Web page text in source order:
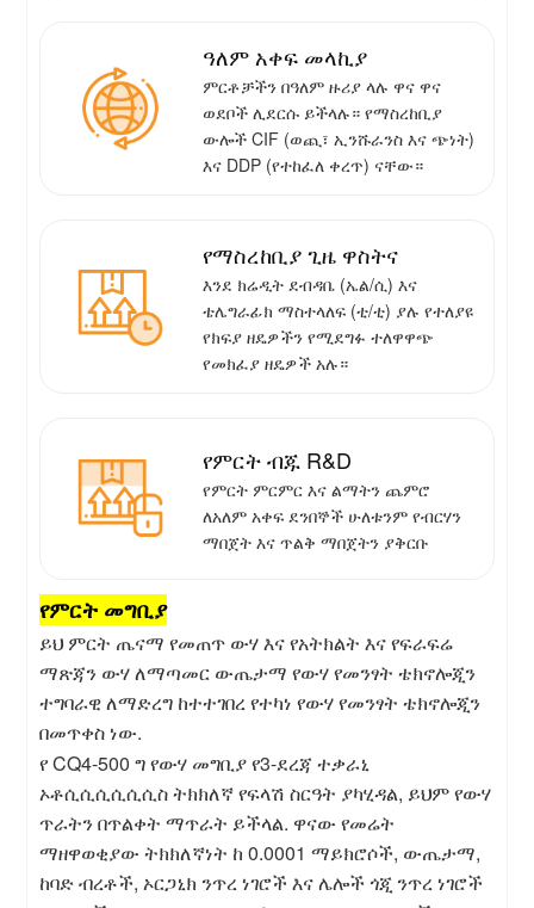
ዓለም አቀፍ መላኪያ
ምርቶቻችን በዓለም ዙሪያ ላሉ ዋና ዋና
ወደቦች ሊደርሱ ይችላሉ። የማስረከቢያ
ውሎች CIF (ወጪ፣ ኢንሹራንስ እና ጭነት)
እና DDP (የተከፈለ ቀረጥ) ናቸው።
የማስረከቢያ ጊዜ ዋስትና
እንደ ክሬዲት ደብዳቤ (ኤል/ሲ) እና
ቴሌግራፊክ ማስተላለፍ (ቲ/ቲ) ያሉ የተለያዩ
የክፍያ ዘዴዎችን የሚደግፉ ተለዋዋጭ
የመክፈያ ዘዴዎች አሉ።
የምርት ብጁ R&D
የምርት ምርምር እና ልማትን ጨምሮ
ለአለም አቀፍ ደንበኞች ሁለቱንም የብርሃን
ማበጀት እና ጥልቅ ማበጀትን ያቅርቡ
የምርት መግቢያ
ይህ ምርት ጤናማ የመጠጥ ውሃ እና የአትክልት እና የፍራፍሬ
ማጽጃን ውሃ ለማጣመር ውጤታማ የውሃ የመንፃት ቴክኖሎጂን
ተግባራዊ ለማድረግ ከተተገበረ የተካነ የውሃ የመንፃት ቴክኖሎጂን
በመጥቀስ ነው.
የ CQ4-500 ግ የውሃ መግቢያ የ3-ደረጃ ተቃራኒ
ኦቶሲሲሲሲሲሲስ ትክክለኛ የፍላሽ ስርዓት ያካሂዳል, ይህም የውሃ
ጥራትን በጥልቀት ማጥራት ይችላል. ዋናው የመሬት
ማዘዋወቂያው ትክክለኛነት ከ 0.0001 ማይክሮሶች, ውጤታማ,
ከባድ ብረቶች, ኦርጋኒክ ንጥረ ነገሮች እና ሌሎች ጎጂ ንጥረ ነገሮች